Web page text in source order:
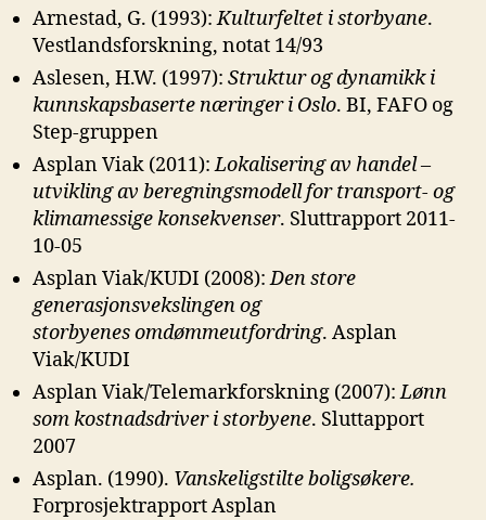
Arnestad, G. (1993):Kulturfeltet i storbyane.
Vestlandsforskning, notat 14/93
Aslesen, H.W. (1997): Struktur og dynamikk i
kunnskapsbasertenæringer i Oslo. BI, FAFO og
Step-gruppen
Asplan Viak (2011):Lokalisering av handel –
utvikling av beregningsmodellfor transport- og
klimamessige konsekvenser. Sluttrapport 2011-
10-05
Asplan Viak/KUDI (2008):Den store
generasjonsvekslingen og
storbyenesomdømmeutfordring. Asplan
Viak/KUDI
Asplan Viak/Telemarkforskning (2007):Lønn
som kostnadsdriver istorbyene. Sluttapport
2007
Asplan. (1990). Vanskeligstilte boligsøkere.
Forprosjektrapport Asplan